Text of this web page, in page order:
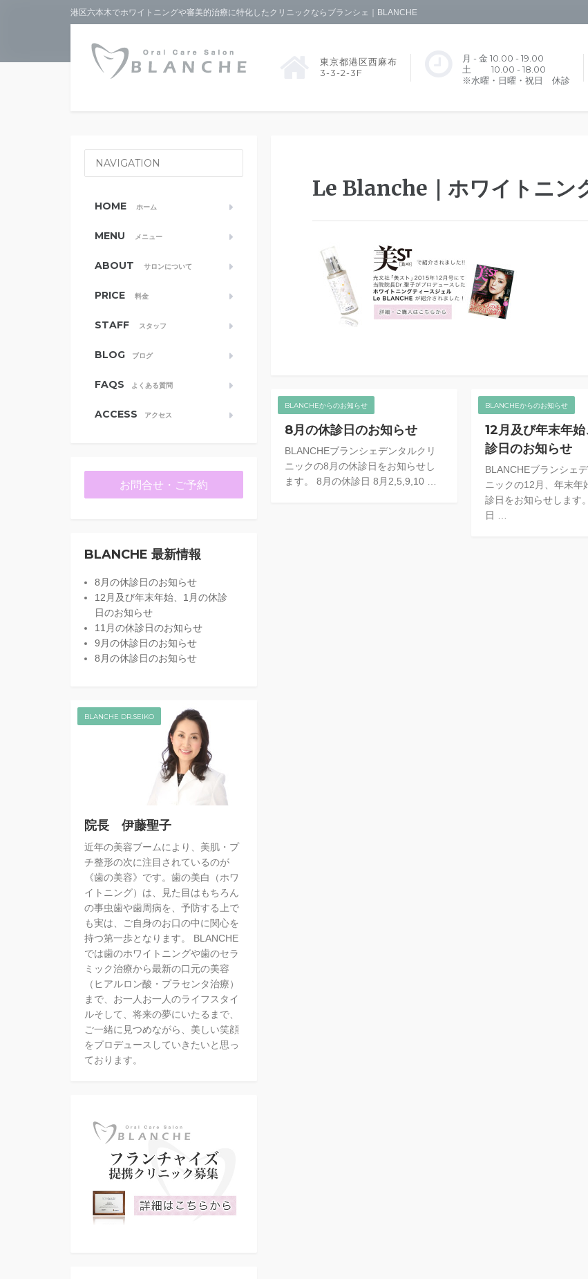
港区六本木でホワイトニングや審美的治療に特化したクリニックならブランシェ｜BLANCHE
東京都港区西麻布
3-3-2-3F
月 - 金 10.00 - 19.00
土 10.00 - 18.00
※水曜・日曜・祝日 休診
Le Blanche｜ホワイトニン
BLANCHEからのお知らせ
8月の休診日のお知らせ
BLANCHEブランシェデンタルクリ
ニックの8月の休診日をお知らせし
ます。 8月の休診日 8月2,5,9,10 …
BLANCHEからのお知らせ
12月及び年末年始
診日のお知らせ
BLANCHEブランシェ
ニックの12月、年末年
診日をお知らせします
日 …
NAVIGATION
HOME ホーム
MENU メニュー
ABOUT サロンについて
PRICE 料金
STAFF スタッフ
BLOG ブログ
FAQS よくある質問
ACCESS アクセス
お問合せ・ご予約
BLANCHE 最新情報
8月の休診日のお知らせ
12月及び年末年始、1月の休診
日のお知らせ
11月の休診日のお知らせ
9月の休診日のお知らせ
8月の休診日のお知らせ
BLANCHE DR.SEIKO
院長 伊藤聖子
近年の美容ブームにより、美肌・プ
チ整形の次に注目されているのが
《歯の美容》です。歯の美白（ホワ
イトニング）は、見た目はもちろん
の事虫歯や歯周病を、予防する上で
も実は、ご自身のお口の中に関心を
持つ第一歩となります。 BLANCHE
では歯のホワイトニングや歯のセラ
ミック治療から最新の口元の美容
（ヒアルロン酸・プラセンタ治療）
まで、お一人お一人のライフスタイ
ルそして、将来の夢にいたるまで、
ご一緒に見つめながら、美しい笑顔
をプロデュースしていきたいと思っ
ております。